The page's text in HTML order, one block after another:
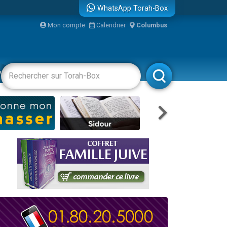
WhatsApp Torah-Box
Mon compte Calendrier Columbus
Livres Rabbanim